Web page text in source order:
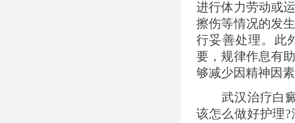
进行体力劳动或
擦伤等情况的发
行妥善处理。此
要，规律作息有
够减少因精神因
武汉治疗白癜
该怎么做好护理